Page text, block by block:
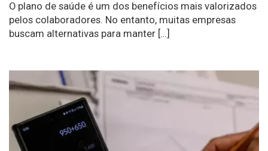
O plano de saúde é um dos benefícios mais valorizados
pelos colaboradores. No entanto, muitas empresas
buscam alternativas para manter […]